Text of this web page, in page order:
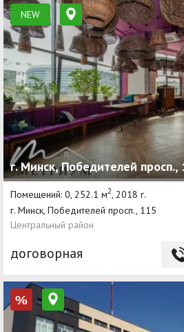
NEW
г. Минск, Победителей просп.,
Помещений: 0, 252.1 м2 , 2018 г.
г. Минск, Победителей просп., 115
Центральный район
договорная
%